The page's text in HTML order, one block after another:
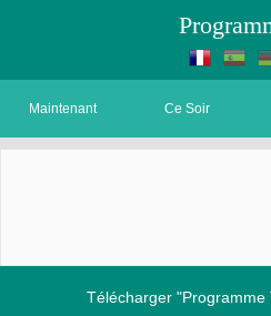
Maintenant Ce Soir
Télécharger "Programme